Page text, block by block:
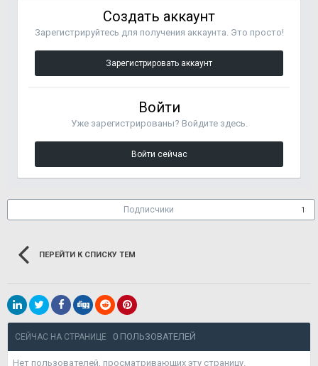
Создать аккаунт
Зарегистрируйтесь для получения аккаунта. Это просто!
Зарегистрировать аккаунт
Войти
Уже зарегистрированы? Войдите здесь.
Войти сейчас
Подписчики 1
ПЕРЕЙТИ К СПИСКУ ТЕМ
СЕЙЧАС НА СТРАНИЦЕ 0 ПОЛЬЗОВАТЕЛЕЙ
Нет пользователей, просматривающих эту страницу.